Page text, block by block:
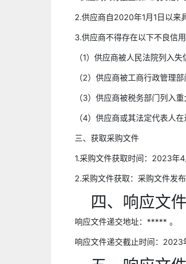
2.供应商自2020年1月1日以来
3.供应商不得存在以下不良信用
（1）供应商被人民法院列入失
（2）供应商被工商行政管理
（3）供应商被税务部门列入
（4）供应商或其法定代表人
三、获取采购文件
1.采购文件获取时间：2023年
2.采购文件获取：采购文件发
四、响应文
响应文件递交地址：***** 。
响应文件递交截止时间：2023